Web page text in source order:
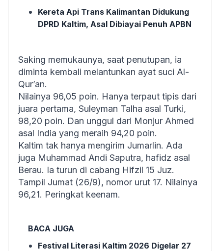
Kereta Api Trans Kalimantan Didukung
DPRD Kaltim, Asal Dibiayai Penuh APBN
Saking memukaunya, saat penutupan, ia
diminta kembali melantunkan ayat suci Al-
Qur’an.
Nilainya 96,05 poin. Hanya terpaut tipis dari
juara pertama, Suleyman Talha asal Turki,
98,20 poin. Dan unggul dari Monjur Ahmed
asal India yang meraih 94,20 poin.
Kaltim tak hanya mengirim Jumarlin. Ada
juga Muhammad Andi Saputra, hafidz asal
Berau. Ia turun di cabang Hifzil 15 Juz.
Tampil Jumat (26/9), nomor urut 17. Nilainya
96,21. Peringkat keenam.
BACA JUGA
Festival Literasi Kaltim 2026 Digelar 27